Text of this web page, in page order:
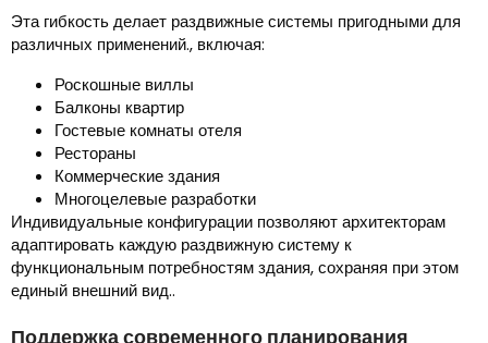
Эта гибкость делает раздвижные системы пригодными для
различных применений., включая:
Роскошные виллы
Балконы квартир
Гостевые комнаты отеля
Рестораны
Коммерческие здания
Многоцелевые разработки
Индивидуальные конфигурации позволяют архитекторам
адаптировать каждую раздвижную систему к
функциональным потребностям здания, сохраняя при этом
единый внешний вид..
Поддержка современного планирования